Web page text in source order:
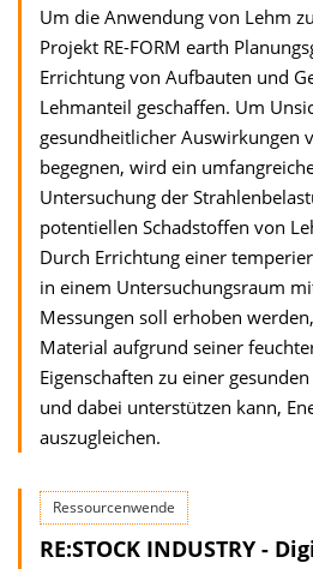
Um die Anwendung von Lehm
Projekt RE-FORM earth
Errichtung von Aufbauten und
Lehmanteil geschaffen. Um
gesundheitlicher Auswirkungen
begegnen, wird ein
Untersuchung der
potentiellen Schadstoffen von
Durch Errichtung einer
in einem Untersuchungsraum
Messungen soll erhoben
Material aufgrund seiner
Eigenschaften zu einer
und dabei unterstützen kann,
auszugleichen.
Ressourcenwende
RE:STOCK INDUSTRY -